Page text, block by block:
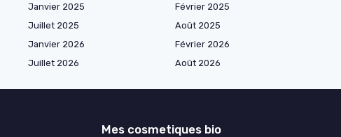
Janvier 2025
Février 2025
Juillet 2025
Août 2025
Janvier 2026
Février 2026
Juillet 2026 Août 2026
Mes cosmetiques bio